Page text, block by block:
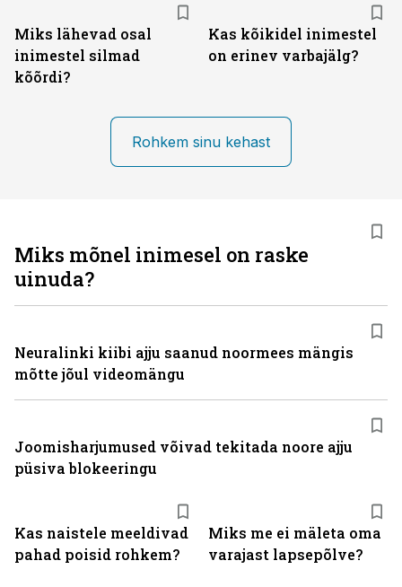
Miks lähevad osal
inimestel silmad
kõõrdi?
Kas kõikidel inimestel
on erinev varbajälg?
Rohkem sinu kehast
Kas naistele meeldivad
pahad poisid rohkem?
Miks me ei mäleta oma
varajast lapsepõlve?
Miks mõnel inimesel on raske
uinuda?
Neuralinki kiibi ajju saanud noormees mängis
mõtte jõul videomängu
Joomisharjumused võivad tekitada noore ajju
püsiva blokeeringu